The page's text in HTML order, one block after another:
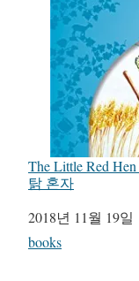
The Little Red
탉 혼자
일자
2018년 11월 19일
관련 항목
books